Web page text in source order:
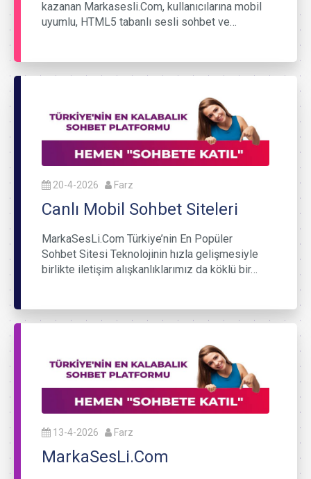
kazanan Markasesli.Com, kullanıcılarına mobil
uyumlu, HTML5 tabanlı sesli sohbet ve…
20-4-2026 Farz
Canlı Mobil Sohbet Siteleri
MarkaSesLi.Com Türkiye’nin En Popüler
Sohbet Sitesi Teknolojinin hızla gelişmesiyle
birlikte iletişim alışkanlıklarımız da köklü bir…
13-4-2026 Farz
MarkaSesLi.Com